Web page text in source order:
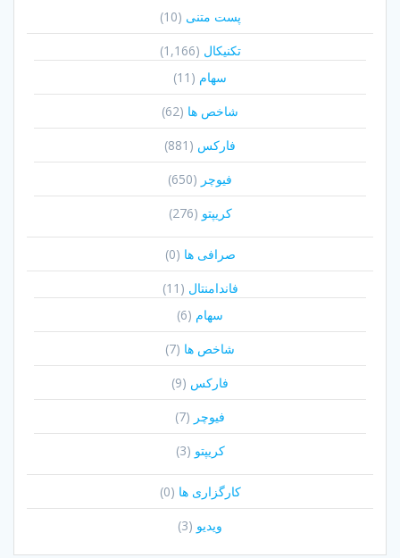
پست متنی (10)
تکنیکال (1,166)
سهام (11)
شاخص ها (62)
فارکس (881)
فیوچر (650)
کریپتو (276)
صرافی ها (0)
فاندامنتال (11)
سهام (6)
شاخص ها (7)
فارکس (9)
فیوچر (7)
کریپتو (3)
کارگزاری ها (0)
ویدیو (3)